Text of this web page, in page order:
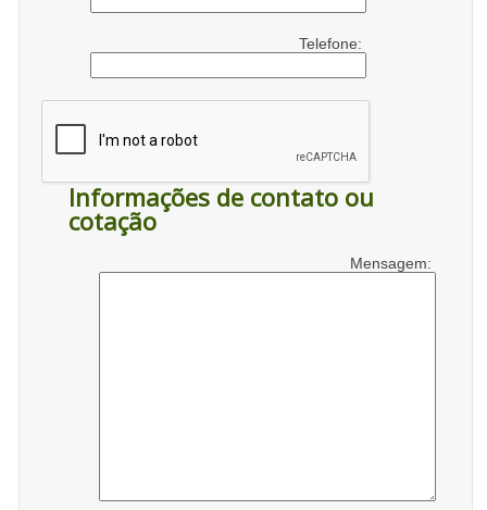
Telefone:
Informações de contato ou
cotação
Mensagem: